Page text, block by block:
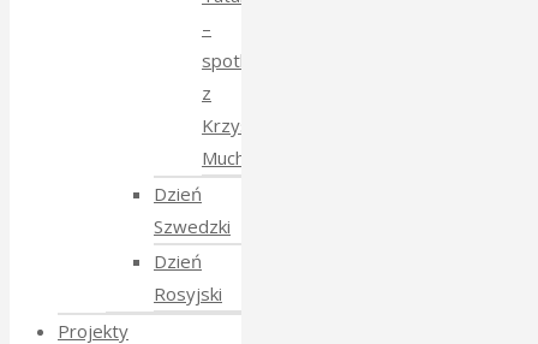
–
spotkanie
z
Krzysztofem
Mucharskim
Dzień
Szwedzki
Dzień
Rosyjski
Projekty